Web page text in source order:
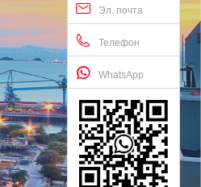
Эл. почта
Телефон
WhatsApp